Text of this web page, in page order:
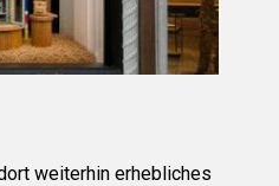
weiterhin erhebliches